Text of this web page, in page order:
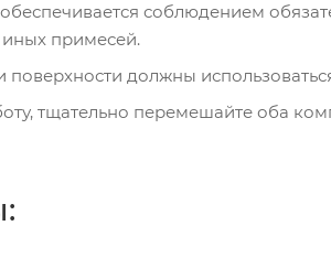
соблюдением
иных примесей.
поверхности должны
тщательно перемешайте оба